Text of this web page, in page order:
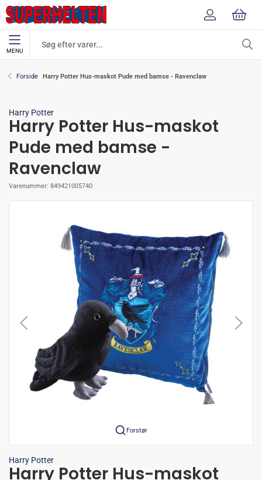
MENU
Forside Harry Potter Hus-maskot Pude med bamse - Ravenclaw
Harry Potter
Harry Potter Hus-maskot
Pude med bamse -
Ravenclaw
Varenummer: 849421005740
Forstør
Harry Potter
Harry Potter Hus-maskot